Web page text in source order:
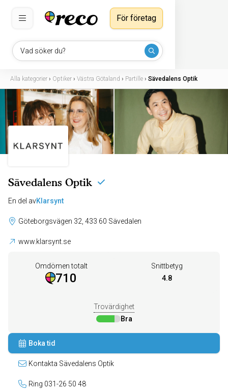
Vad söker du?
För företag
Alla kategorier › Optiker › Västra Götaland › Partille › Sävedalens Optik
Sävedalens Optik
En del avKlarsynt
Göteborgsvägen 32, 433 60 Sävedalen
www.klarsynt.se
Omdömen totalt
710
Snittbetyg
4.8
Trovärdighet
Bra
Boka tid
Kontakta Sävedalens Optik
Ring 031-26 50 48